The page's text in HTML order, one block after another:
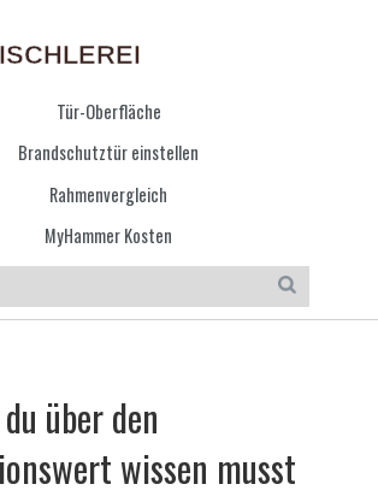
Tür-Oberfläche
Brandschutztür einstellen
Rahmenvergleich
MyHammer Kosten
über den
wissen musst